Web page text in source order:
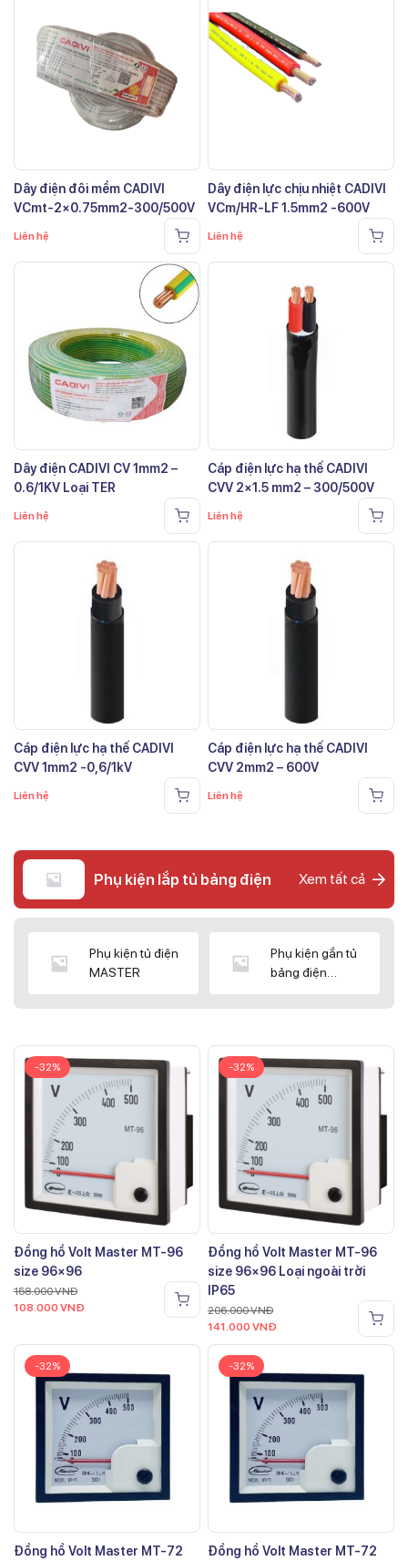
Dây điện đôi mềm CADIVI
VCmt-2×0.75mm2-300/500V
Liên hệ
Dây điện lực chịu nhiệt CADIVI
VCm/HR-LF 1.5mm2 -600V
Liên hệ
Dây điện CADIVI CV 1mm2 –
0.6/1KV Loại TER
Liên hệ
Cáp điện lực hạ thế CADIVI
CVV 2×1.5 mm2 – 300/500V
Liên hệ
Cáp điện lực hạ thế CADIVI
CVV 1mm2 -0,6/1kV
Liên hệ
Cáp điện lực hạ thế CADIVI
CVV 2mm2 – 600V
Liên hệ
Phụ kiện lắp tủ bảng điện Xem tất cả
Phụ kiện tủ điện
MASTER
Phụ kiện gắn tủ
bảng điện
-32%
Đồng hồ Volt Master MT-96
size 96×96
158.000VNĐ
108.000 VNĐ
-32%
Đồng hồ Volt Master MT-96
size 96×96 Loại ngoài trời
IP65
206.000VNĐ
141.000 VNĐ
-32%
Đồng hồ Volt Master MT-72
-32%
Đồng hồ Volt Master MT-72